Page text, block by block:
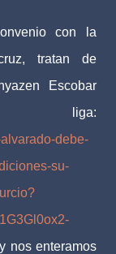
con la
tratan de
Escobar
liga:
debe-
su-
y nos enteramos